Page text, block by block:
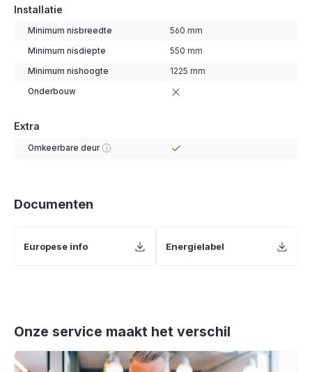
Installatie
Minimum nisbreedte 560 mm
Minimum nisdiepte 550 mm
Minimum nishoogte 1225 mm
Onderbouw
Extra
Omkeerbare deur
Documenten
Europese info Energielabel
Onze service maakt het verschil